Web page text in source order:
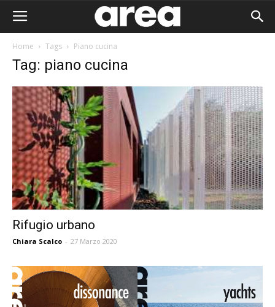
Home Tags Piano cucina
Tag: piano cucina
Rifugio urbano
Chiara Scalco - 27 Marzo 2020